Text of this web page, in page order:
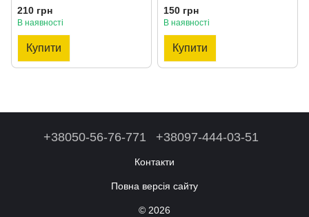
210 грн
В наявності
Купити
150 грн
В наявності
Купити
+38050-56-76-771 +38097-444-03-51
Контакти
Повна версія сайту
© 2026